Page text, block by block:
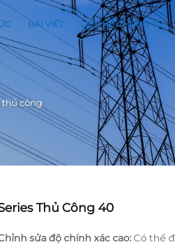
BÀI VIẾT LIÊN HỆ CHÚNG TÔI
công
Thủ Công 40
sửa độ chính xác cao: Có thể